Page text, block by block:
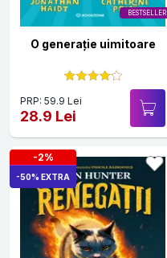
BESTSELLER
O generație uimitoare
PRP: 59.9 Lei
28.9 Lei
-2%
-50% EXTRA